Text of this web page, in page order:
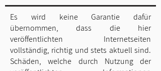
Es wird keine Garantie dafür
übernommen, dass die hier
veröffentlichten Internetseiten
vollständig, richtig und stets aktuell sind.
Schäden, welche durch Nutzung der